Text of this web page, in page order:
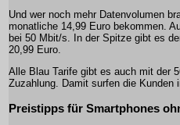
Und wer noch mehr Datenvolumen
monatliche 14,99 Euro bekommen.
bei 50 Mbit/s. In der Spitze gibt es
20,99 Euro.
Alle Blau Tarife gibt es auch mit der
Zuzahlung. Damit surfen die Kunden
Preistipps für Smartphones